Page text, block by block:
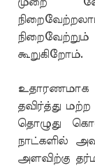
கூறுகிறோம்.
உதாரணமாக
தவிர்த்து
தொழுது
நாட்களில்
அளவிற்கு